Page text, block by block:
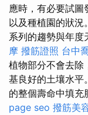
應時，有必要試圖
以及種植園的狀況
系列的趨勢與年度
摩 撥筋證照 台中
植物部分不會去除
基良好的土壤水平
的整個壽命中填充
page seo 撥筋美